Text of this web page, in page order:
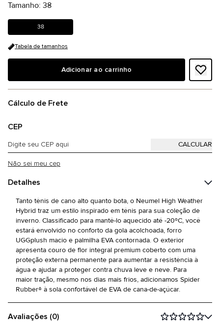
Tamanho: 38
38
Tabela de tamanhos
Adicionar ao carrinho
Cálculo de Frete
CEP
Não sei meu cep
Detalhes
Tanto tênis de cano alto quanto bota, o Neumel High Weather
Hybrid traz um estilo inspirado em tênis para sua coleção de
inverno. Classificado para mantê-lo aquecido até -20ºC, você
estará envolvido no conforto da gola acolchoada, forro
UGGplush macio e palmilha EVA contornada. O exterior
apresenta couro de flor integral premium coberto com uma
proteção externa permanente para aumentar a resistência à
água e ajudar a proteger contra chuva leve e neve. Para
maior tração, mesmo nos dias mais frios, adicionamos Spider
Rubber® à sola confortável de EVA de cana-de-açúcar.
Avaliações (0)